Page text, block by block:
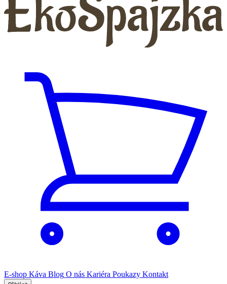
E-shop Káva Blog O nás Kariéra Poukazy Kontakt